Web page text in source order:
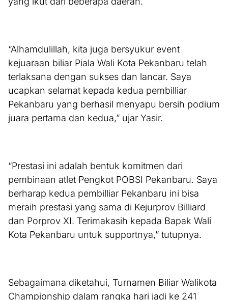
“Alhamdulillah, kita juga bersyukur event
kejuaraan biliar Piala Wali Kota Pekanbaru telah
terlaksana dengan sukses dan lancar. Saya
ucapkan selamat kepada kedua pembilliar
Pekanbaru yang berhasil menyapu bersih podium
juara pertama dan kedua,” ujar Yasir.
“Prestasi ini adalah bentuk komitmen dari
pembinaan atlet Pengkot POBSI Pekanbaru. Saya
berharap kedua pembilliar Pekanbaru ini bisa
meraih prestasi yang sama di Kejurprov Billiard
dan Porprov XI. Terimakasih kepada Bapak Wali
Kota Pekanbaru untuk supportnya,” tutupnya.
Sebagaimana diketahui, Turnamen Biliar Walikota
Championship dalam rangka hari jadi ke 241